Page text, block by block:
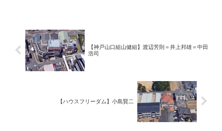
【神戸山口組山健組】渡辺芳則＝井上邦雄＝中田
浩司
【ハウスフリーダム】小島賢二